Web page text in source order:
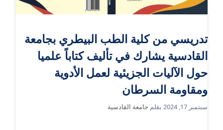
تدريسي من كلية الطب البيطري بجامعة
القادسية يشارك في تأليف كتاباً علميا
حول الآليات الجزيئية لعمل الأدوية
ومقاومة السرطان
سبتمبر 17, 2024 بقلم جامعة القادسية